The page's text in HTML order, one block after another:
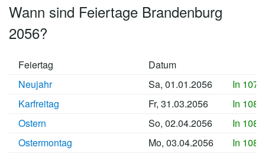
Wann sind Feiertage Brandenburg
2056?
Feiertag
Datum
Neujahr
Sa, 01.01.2056
In
Karfreitag
Fr, 31.03.2056
In
Ostern
So, 02.04.2056
In
Ostermontag
Mo, 03.04.2056
In